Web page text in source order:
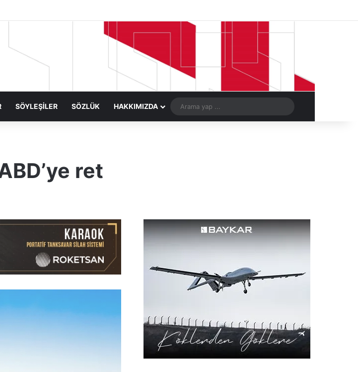
SÖYLEŞİLER SÖZLÜK HAKKIMIZDA
yap
ret